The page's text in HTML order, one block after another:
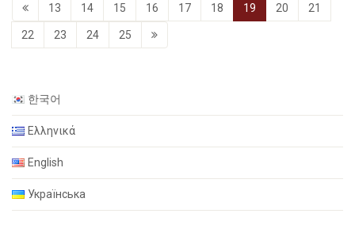
13 14 15 16 17 18 19 20 21
22 23 24 25
한국어
Ελληνικά
English
Українська